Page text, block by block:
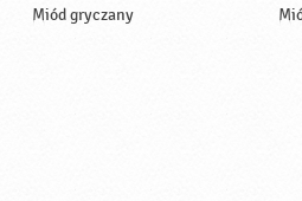
Miód gryczany